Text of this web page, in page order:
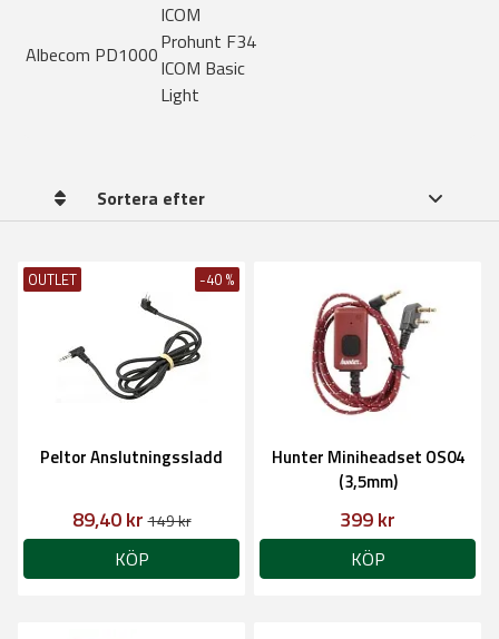
Albecom PD1000
ICOM
Prohunt F34
ICOM Basic
Light
Sortera efter
OUTLET -40 %
Peltor Anslutningssladd
89,40 kr149 kr
KÖP
Hunter Miniheadset OS04
(3,5mm)
399 kr
KÖP